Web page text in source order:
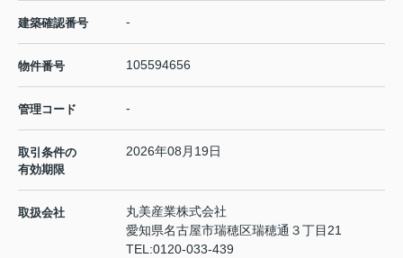
建築確認番号 -
物件番号 105594656
管理コード -
取引条件の
有効期限
2026年08月19日
取扱会社
丸美産業株式会社
愛知県名古屋市瑞穂区瑞穂通３丁目21
TEL:0120-033-439